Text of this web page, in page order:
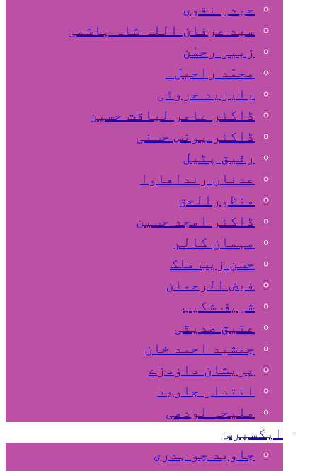
حیدر نقوی
سید عرفان اللہ شاہ ہاشمی
زبیر رحمٰن
محمّد راحیل
بایزید خروٹی
ڈاکٹر عامر لیاقت حسین
ڈاکٹر یونس حسنی
رفیق پٹیل
عدنان رنداھاوا
منظورالحق
ڈاکٹر امجد حسین
مہمان کالم
حسن زیب ملک
فیض الرحمان
شریف شکیب
عتیق صدیقی
جمشید احمد خان
پریشان داﺅدزے
اقتدار جاوید
ملیحہ لودھی
ایکسپرس
جاوید چو ہدری